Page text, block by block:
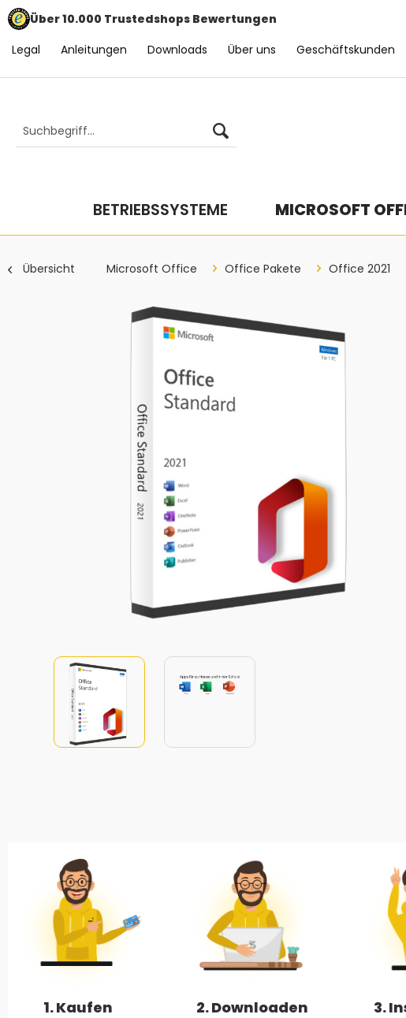
Über 10.000 Trustedshops Bewertungen
Legal
Anleitungen Downloads Über uns Geschäftskunden
BETRIEBSSYSTEME MICROSOFT
Übersicht Microsoft Office Office Pakete Office 2021
1. Kaufen 2. Downloaden 3.